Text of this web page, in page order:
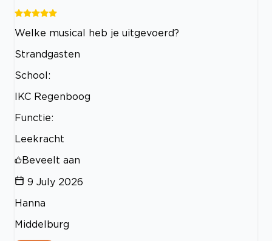
Welke musical heb je uitgevoerd?
Strandgasten
School:
IKC Regenboog
Functie:
Leekracht
Beveelt aan
9 July 2026
Hanna
Middelburg